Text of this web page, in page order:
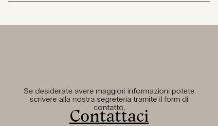
Se desiderate avere maggiori informazioni potete
scrivere alla nostra segreteria tramite il form di
contatto.
Contattaci